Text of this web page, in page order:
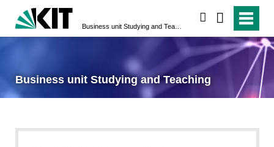
Business unit Studying and Teaching